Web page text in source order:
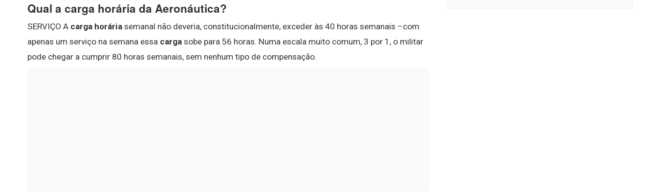
Qual a carga horária da Aeronáutica?
SERVIÇO A carga horária semanal não deveria, constitucionalmente, exceder às 40 horas semanais –com
apenas um serviço na semana essa carga sobe para 56 horas. Numa escala muito comum, 3 por 1, o militar
pode chegar a cumprir 80 horas semanais, sem nenhum tipo de compensação.